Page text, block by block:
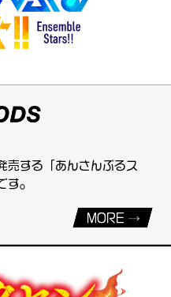
売する「あんさんぶるス
す。
MORE